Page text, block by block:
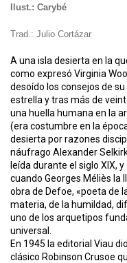
Ilust.: Carybé
Trad.: Julio Cortázar
A una isla desierta en la
como expresó Virginia
desoído los consejos de
estrella y tras más de
una huella humana en la
(era costumbre en la
desierta por razones
náufrago Alexander
leída durante el siglo XIX,
cuando Georges Méliès la
obra de Defoe, «poeta de
materia, de la humildad,
uno de los arquetipos
universal.
En 1945 la editorial Viau
clásico Robinson Crusoe